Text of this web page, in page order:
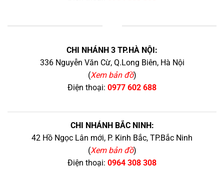
CHI NHÁNH 3 TP.HÀ NỘI:
336 Nguyễn Văn Cừ, Q.Long Biên, Hà Nội
(Xem bản đồ)
Điện thoại: 0977 602 688
CHI NHÁNH BẮC NINH:
42 Hồ Ngọc Lân mới, P. Kinh Bắc, TP.Bắc Ninh
(Xem bản đồ)
Điện thoại: 0964 308 308